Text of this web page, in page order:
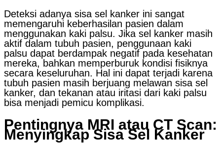
Deteksi adanya sisa sel kanker ini sangat
memengaruhi keberhasilan pasien dalam
menggunakan kaki palsu. Jika sel kanker masih
aktif dalam tubuh pasien, penggunaan kaki
palsu dapat berdampak negatif pada kesehatan
mereka, bahkan memperburuk kondisi fisiknya
secara keseluruhan. Hal ini dapat terjadi karena
tubuh pasien masih berjuang melawan sisa sel
kanker, dan tekanan atau iritasi dari kaki palsu
bisa menjadi pemicu komplikasi.
Pentingnya MRI atau CT Scan:
Menyingkap Sisa Sel Kanker